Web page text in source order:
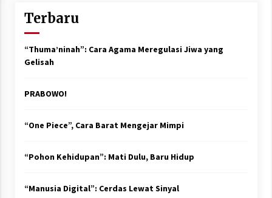
Terbaru
“Thuma’ninah”: Cara Agama Meregulasi Jiwa yang
Gelisah
PRABOWO!
“One Piece”, Cara Barat Mengejar Mimpi
“Pohon Kehidupan”: Mati Dulu, Baru Hidup
“Manusia Digital”: Cerdas Lewat Sinyal